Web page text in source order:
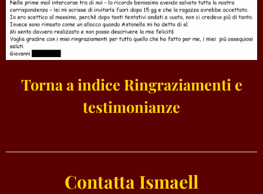
Torna a indice Ringraziamenti e
testimonianze
Contatta Ismaell